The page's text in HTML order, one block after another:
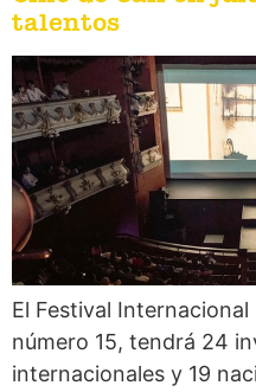
talentos
El Festival
número 15, tendrá 24
internacionales y 19